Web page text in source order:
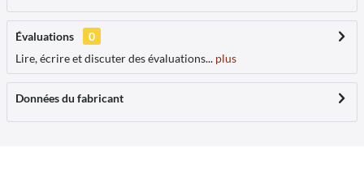
Évaluations
0
Lire, écrire et discuter des évaluations... plus
Données du fabricant